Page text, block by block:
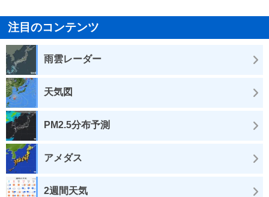
注目のコンテンツ
雨雲レーダー
天気図
PM2.5分布予測
アメダス
2週間天気